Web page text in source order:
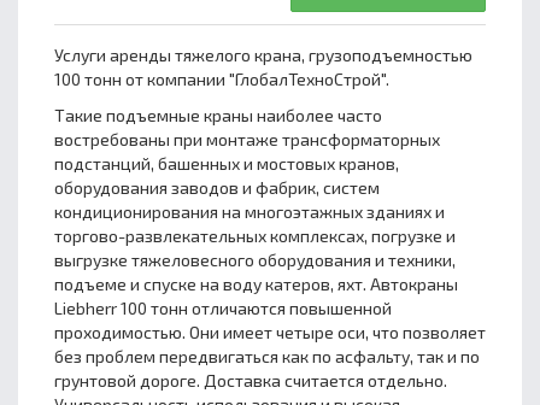
Услуги аренды тяжелого крана, грузоподъемностью
100 тонн от компании "ГлобалТехноСтрой".
Такие подъемные краны наиболее часто
востребованы при монтаже трансформаторных
подстанций, башенных и мостовых кранов,
оборудования заводов и фабрик, систем
кондиционирования на многоэтажных зданиях и
торгово-развлекательных комплексах, погрузке и
выгрузке тяжеловесного оборудования и техники,
подъеме и спуске на воду катеров, яхт. Автокраны
Liebherr 100 тонн отличаются повышенной
проходимостью. Они имеет четыре оси, что позволяет
без проблем передвигаться как по асфальту, так и по
грунтовой дороге. Доставка считается отдельно.